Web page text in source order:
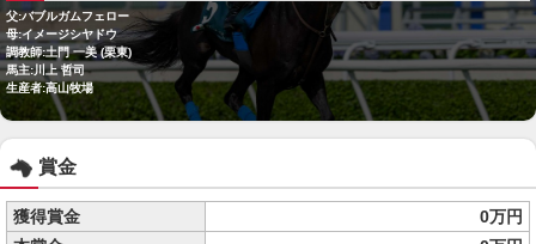
父:バブルガムフェロー
母:イメージシヤドウ
調教師:土門 一美 (栗東)
馬主:川上 哲司
生産者:高山牧場
賞金
獲得賞金
0万円